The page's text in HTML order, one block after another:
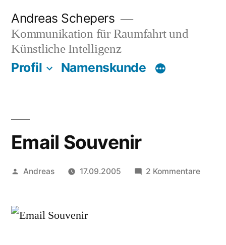
Inhalt
springen
Andreas Schepers
Kommunikation für Raumfahrt und
Künstliche Intelligenz
Profil Namenskunde
Email Souvenir
Veröffentlicht
Andreas 17.09.2005 2 Kommentarezu